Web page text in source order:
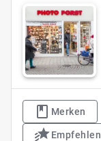
Merken
Empfehlen